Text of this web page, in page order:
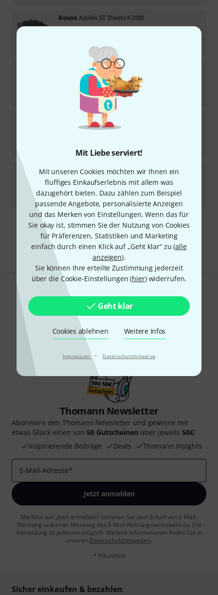
Mit Liebe serviert!
Mit unseren Cookies möchten wir Ihnen ein
fluffiges Einkaufserlebnis mit allem was
dazugehört bieten. Dazu zählen zum Beispiel
passende Angebote, personalisierte Anzeigen
und das Merken von Einstellungen. Wenn das für
Sie okay ist, stimmen Sie der Nutzung von Cookies
für Präferenzen, Statistiken und Marketing
einfach durch einen Klick auf „Geht klar“ zu (alle
anzeigen).
Sie können Ihre erteilte Zustimmung jederzeit
über die Cookie-Einstellungen (hier) widerrufen.
Geht klar
Cookies ablehnen Weitere Infos
Impressum · Datenschutzhinweise
Kovax Assilex ST Sheets K3000
Assilex Soft Hand Pad
2
Sofort lieferbar
12,90€
Assilex ST Sheets K240
1
22,90 €
Kovax Assilex InterfaceHandSandBlock
Kurzfristig lieferbar (2–5 Tage)
12,90 €
Kostenloser Versand ab 29 €
Alle Preise inkl. MwSt.
Gefällt Ihnen, was Sie sehen?
Teilen Hilfe & Feedback
Thomann Newsletter
Abonniere den Thomann Newsletter und gewinne mit
etwas Glück einen von 50 Gutscheinen über jeweils 50€!
Inspirierende Beiträge
Deals Thomann Insights
E-Mail-Adresse*
Jetzt anmelden
Mit Klick auf „Jetzt anmelden“ stimmen Sie dem Erhalt von E-Mail-
Werbung und einer Messung des E-Mail-Nutzungsverhaltens zu. Die
Abmeldung ist jederzeit möglich. Weitere Informationen finden Sie in
unseren Datenschutzhinweisen.
* Pflichtfeld
Sicher einkaufen & bezahlen